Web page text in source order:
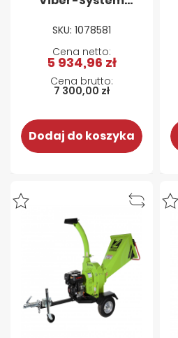
PIONOWA 400V
SKU: 1078581
7 300,00 zł
5 934,96 zł
Dodaj do koszyka